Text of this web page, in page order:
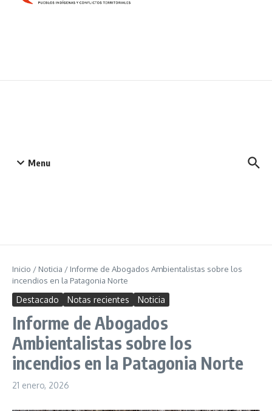
Menu
Inicio / Noticia / Informe de Abogados Ambientalistas sobre los
incendios en la Patagonia Norte
Destacado Notas recientes Noticia
Informe de Abogados
Ambientalistas sobre los
incendios en la Patagonia Norte
21 enero, 2026